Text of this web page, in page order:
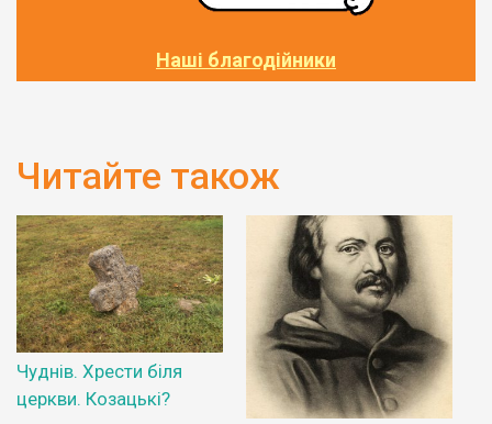
Наші благодійники
Читайте також
Чуднів. Хрести біля
церкви. Козацькі?